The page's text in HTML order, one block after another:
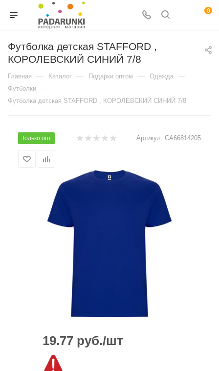
0
Футболка детская STAFFORD ,
КОРОЛЕВСКИЙ СИНИЙ 7/8
Главная — Каталог — Подарки оптом — Одежда —
Футболки —
Футболка детская STAFFORD , КОРОЛЕВСКИЙ СИНИЙ 7/8
Только опт Артикул: CA66814205
19.77 руб./шт